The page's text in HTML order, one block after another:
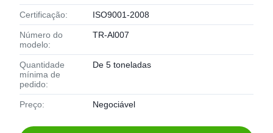
Certificação: ISO9001-2008
Número do
modelo:
TR-Al007
Quantidade
mínima de
pedido:
De 5 toneladas
Preço: Negociável